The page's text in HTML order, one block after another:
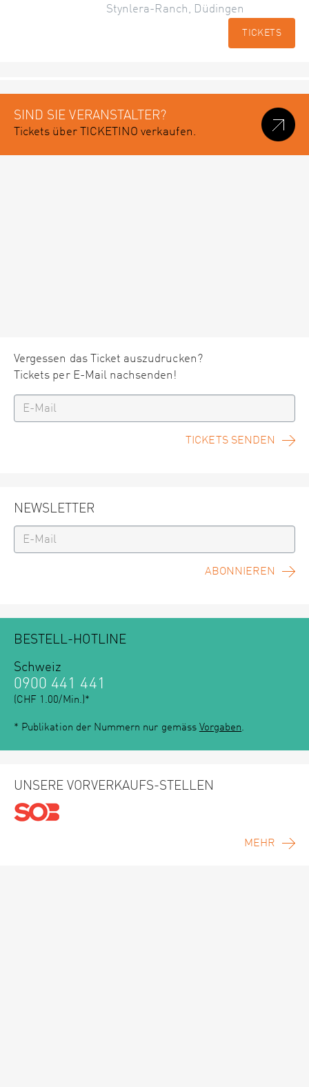
Stynlera-Ranch, Düdingen
TICKETS
SIND SIE VERANSTALTER?
Tickets über TICKETINO verkaufen.
Vergessen das Ticket auszudrucken?
Tickets per E-Mail nachsenden!
TICKETS SENDEN
NEWSLETTER
ABONNIEREN
BESTELL-HOTLINE
Schweiz
0900 441 441
(CHF 1.00/Min.)*
* Publikation der Nummern nur gemäss Vorgaben.
UNSERE VORVERKAUFS-STELLEN
MEHR